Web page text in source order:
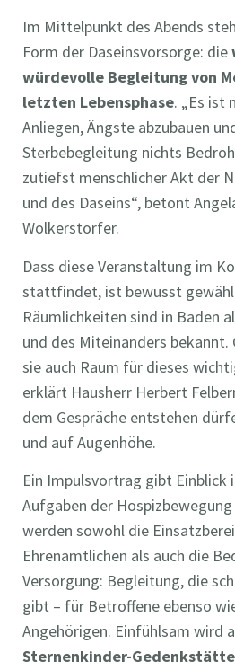
Im Mittelpunkt des Abends
Form der Daseinsvorsorge: die
würdevolle Begleitung von
letzten Lebensphase. „Es ist
Anliegen, Ängste abzubauen
Sterbebegleitung nichts
zutiefst menschlicher Akt der
und des Daseins“, betont
Wolkerstorfer.
Dass diese Veranstaltung im
stattfindet, ist bewusst
Räumlichkeiten sind in Baden
und des Miteinanders bekannt.
sie auch Raum für dieses
erklärt Hausherr Herbert
dem Gespräche entstehen
und auf Augenhöhe.
Ein Impulsvortrag gibt Einblick
Aufgaben der
werden sowohl die
Ehrenamtlichen als auch die
Versorgung: Begleitung, die
gibt – für Betroffene ebenso
Angehörigen. Einfühlsam wird
Sternenkinder-Gedenkstätte